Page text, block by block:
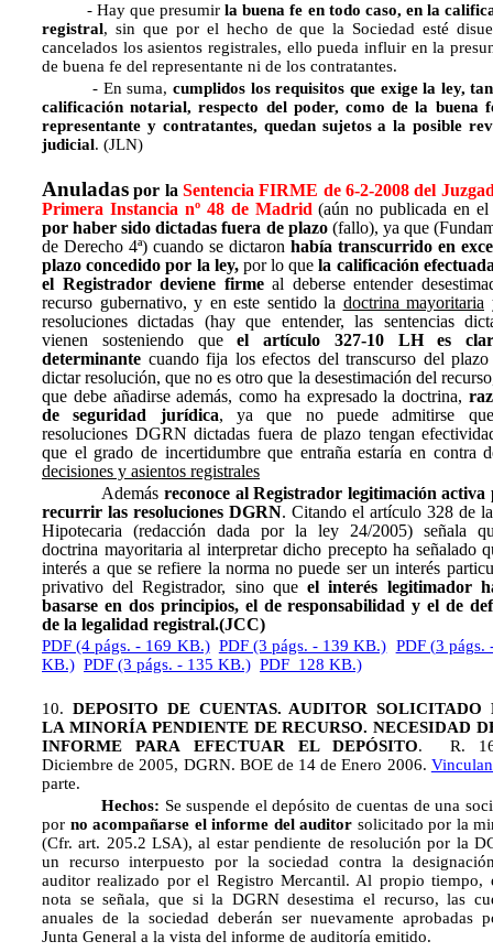
- Hay que presumirla buena fe en todo caso, en la
registral, sin que por el hecho de que la Sociedad esté
cancelados los asientos registrales, ello pueda influir en la
de buena fe del representante ni de los contratantes.
- En suma,cumplidos los requisitos que exige la ley,
calificación notarial, respecto del poder, como de la buena
representante y contratantes, quedan sujetos a la posible
judicial. (JLN)
Anuladas por la Sentencia FIRME de 6-2-2008 del
Primera Instancia nº 48 de Madrid(aún no publicada en el
por haber sido dictadas fuera de plazo(fallo), ya que
de Derecho 4ª) cuando se dictaron había transcurrido en
plazo concedido por la ley,por lo quela calificación
el Registrador deviene firmeal deberse entender
recurso gubernativo, y en este sentido la doctrina mayoritaria
resoluciones dictadas (hay que entender, las sentencias
vienen sosteniendo queel artículo 327-10 LH es
determinante cuando fija los efectos del transcurso del plazo
dictar resolución, que no es otro que la desestimación del
que debe añadirse además, como ha expresado la doctrina,
de seguridad jurídica, ya que no puede admitirse
resoluciones DGRN dictadas fuera de plazo tengan
que el grado de incertidumbre que entraña estaría en contra
decisiones y asientos registrales
Además reconoce al Registrador legitimación activa
recurrir las resoluciones DGRN. Citando el artículo 328 de
Hipotecaria (redacción dada por la ley 24/2005) señala
doctrina mayoritaria al interpretar dicho precepto ha señalado
interés a que se refiere la norma no puede ser un interés
privativo del Registrador, sino queel interés legitimador
basarse en dos principios, el de responsabilidad y el de
de la legalidad registral.(JCC)
PDF (4 págs. - 169 KB.) PDF (3 págs. - 139 KB.) PDF (3 págs.
KB.) PDF (3 págs. - 135 KB.) PDF 128 KB.)
10. DEPOSITO DE CUENTAS. AUDITOR SOLICITADO
LA MINORÍA PENDIENTE DE RECURSO. NECESIDAD
INFORME PARA EFECTUAR EL DEPÓSITO. R.
Diciembre de 2005, DGRN. BOE de 14 de Enero 2006.
parte.
Hechos: Se suspende el depósito de cuentas de una
por no acompañarse el informe del auditor solicitado por la
(Cfr. art. 205.2 LSA), al estar pendiente de resolución por la
un recurso interpuesto por la sociedad contra la
auditor realizado por el Registro Mercantil. Al propio tiempo,
nota se señala, que si la DGRN desestima el recurso, las
anuales de la sociedad deberán ser nuevamente aprobadas
Junta General a la vista del informe de auditoría emitido.